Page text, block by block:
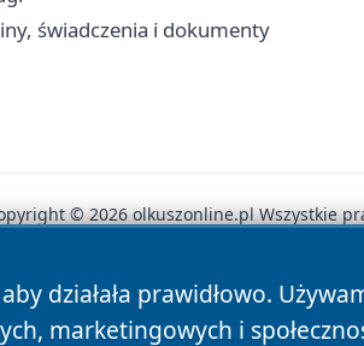
świadczenia i dokumenty
działała prawidłowo.
marketingowych i
© 2026 olkuszonline.pl Wszystkie
Autorzy Polityka Prywatności